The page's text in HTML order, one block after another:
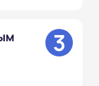
3